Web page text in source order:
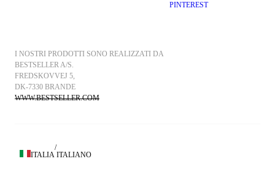
PINTEREST
I NOSTRI PRODOTTI SONO REALIZZATI DA
BESTSELLER A/S.
FREDSKOVVEJ 5,
DK-7330 BRANDE
WWW.BESTSELLER.COM
ITALIA
/
ITALIANO